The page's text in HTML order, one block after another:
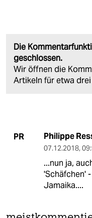
Die
geschlossen.
Wir öffnen die
Artikeln für etwa drei
PR Philippe
07.12.2018,
...nun ja,
'Schäfchen'
Jamaika....